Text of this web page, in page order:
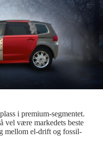
i premium-segmentet.
vel være markedets beste
mellom el-drift og fossil-